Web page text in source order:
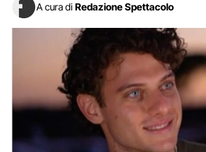
A cura di Redazione Spettacolo